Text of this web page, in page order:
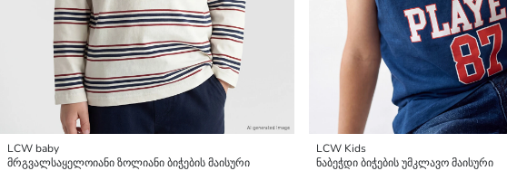
LCW baby
მრგვალსაყელოიანი ზოლიანი ბიჭების მაისური
LCW Kids
ნაბეჭდი ბიჭების უმკლავო მაისური